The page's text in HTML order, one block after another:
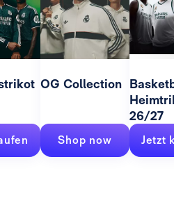
OG Collection
Shop now
26/27
Jetzt